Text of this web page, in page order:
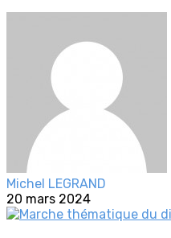
Michel LEGRAND
20 mars 2024